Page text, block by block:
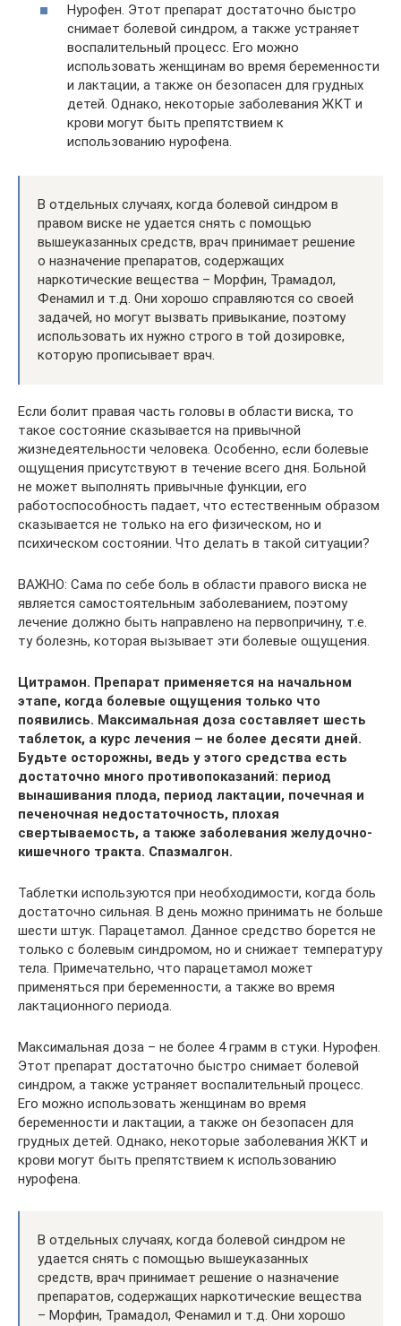
Нурофен. Этот препарат достаточно быстро
снимает болевой синдром, а также устраняет
воспалительный процесс. Его можно
использовать женщинам во время беременности
и лактации, а также он безопасен для грудных
детей. Однако, некоторые заболевания ЖКТ и
крови могут быть препятствием к
использованию нурофена.
В отдельных случаях, когда болевой синдром в
правом виске не удается снять с помощью
вышеуказанных средств, врач принимает решение
о назначение препаратов, содержащих
наркотические вещества – Морфин, Трамадол,
Фенамил и т.д. Они хорошо справляются со своей
задачей, но могут вызвать привыкание, поэтому
использовать их нужно строго в той дозировке,
которую прописывает врач.
Если болит правая часть головы в области виска, то
такое состояние сказывается на привычной
жизнедеятельности человека. Особенно, если болевые
ощущения присутствуют в течение всего дня. Больной
не может выполнять привычные функции, его
работоспособность падает, что естественным образом
сказывается не только на его физическом, но и
психическом состоянии. Что делать в такой ситуации?
ВАЖНО: Сама по себе боль в области правого виска не
является самостоятельным заболеванием, поэтому
лечение должно быть направлено на первопричину, т.е.
ту болезнь, которая вызывает эти болевые ощущения.
Цитрамон. Препарат применяется на начальном
этапе, когда болевые ощущения только что
появились. Максимальная доза составляет шесть
таблеток, а курс лечения – не более десяти дней.
Будьте осторожны, ведь у этого средства есть
достаточно много противопоказаний: период
вынашивания плода, период лактации, почечная и
печеночная недостаточность, плохая
свертываемость, а также заболевания желудочно-
кишечного тракта. Спазмалгон.
Таблетки используются при необходимости, когда боль
достаточно сильная. В день можно принимать не больше
шести штук. Парацетамол. Данное средство борется не
только с болевым синдромом, но и снижает температуру
тела. Примечательно, что парацетамол может
применяться при беременности, а также во время
лактационного периода.
Максимальная доза – не более 4 грамм в стуки. Нурофен.
Этот препарат достаточно быстро снимает болевой
синдром, а также устраняет воспалительный процесс.
Его можно использовать женщинам во время
беременности и лактации, а также он безопасен для
грудных детей. Однако, некоторые заболевания ЖКТ и
крови могут быть препятствием к использованию
нурофена.
В отдельных случаях, когда болевой синдром не
удается снять с помощью вышеуказанных
средств, врач принимает решение о назначение
препаратов, содержащих наркотические вещества
– Морфин, Трамадол, Фенамил и т.д. Они хорошо